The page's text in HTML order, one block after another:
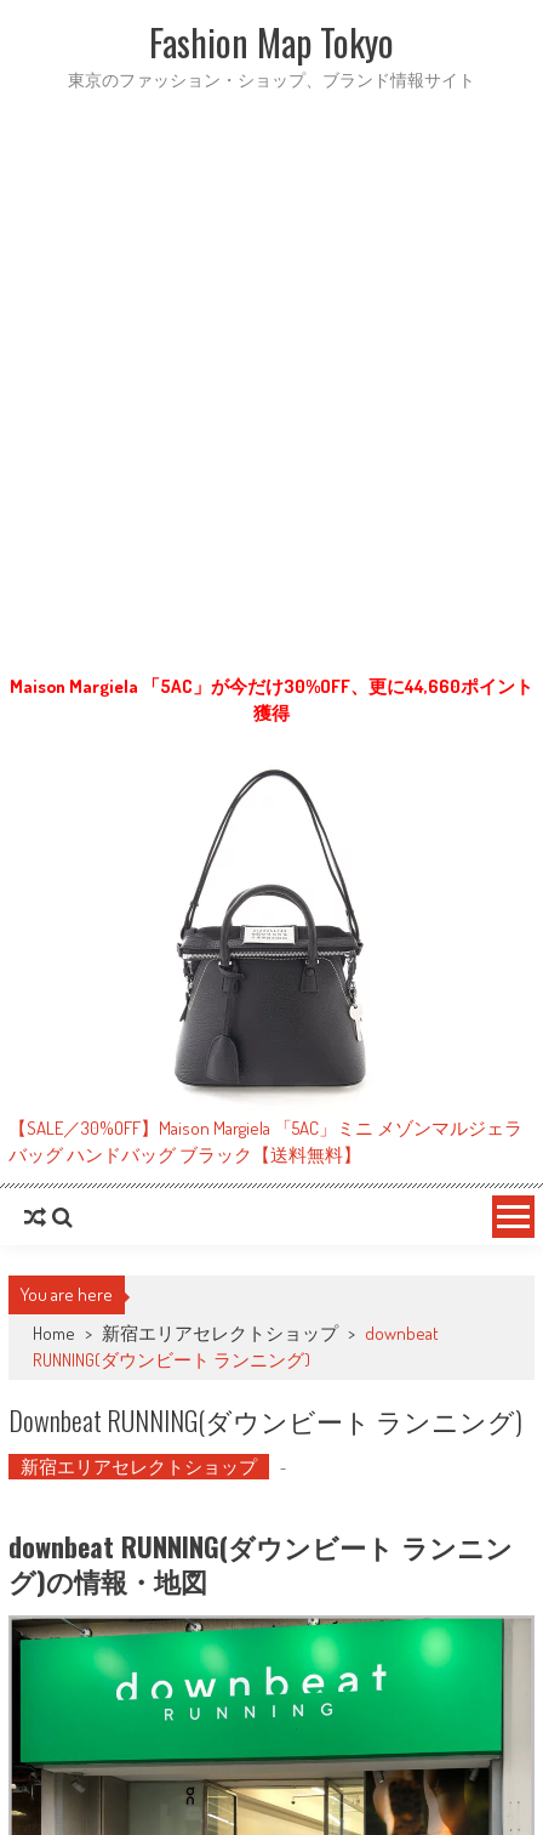
Fashion Map Tokyo
東京のファッション・ショップ、ブランド情報サイト
Maison Margiela 「5AC」が今だけ30%OFF、更に44,660ポイント
獲得
【SALE／30%OFF】Maison Margiela 「5AC」ミニ メゾンマルジェラ
バッグ ハンドバッグ ブラック【送料無料】
You are here
Home > 新宿エリアセレクトショップ > downbeat
RUNNING(ダウンビート ランニング)
Downbeat RUNNING(ダウンビート ランニング)
新宿エリアセレクトショップ -
downbeat RUNNING(ダウンビート ランニン
グ)の情報・地図